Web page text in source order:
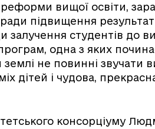
вищої освіти,
підвищення
залучення студентів до
одна з яких
землі не повинні звучати
дітей і чудова,
консорціуму